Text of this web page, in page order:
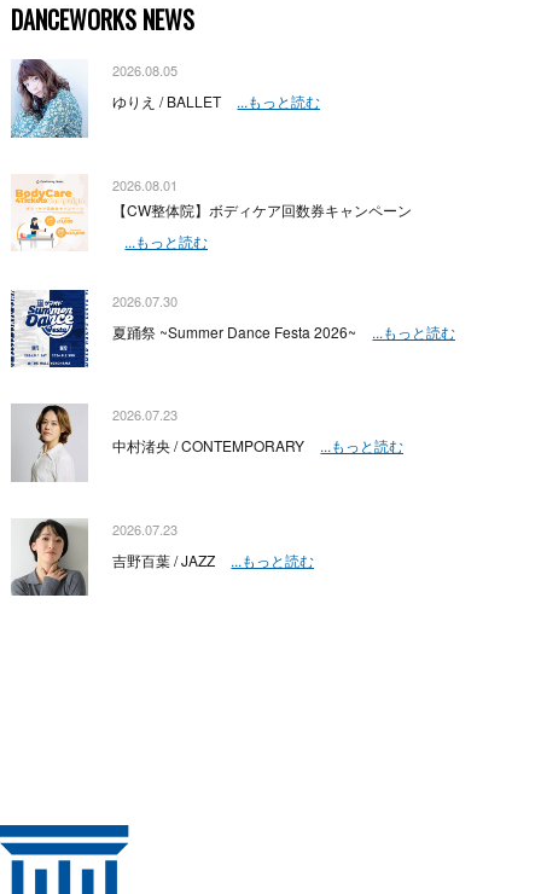
DANCEWORKS NEWS
2026.08.05
ゆりえ / BALLET ...もっと読む
2026.08.01
【CW整体院】ボディケア回数券キャンペーン
...もっと読む
2026.07.30
夏踊祭 ~Summer Dance Festa 2026~ ...もっと読む
2026.07.23
中村渚央 / CONTEMPORARY ...もっと読む
2026.07.23
吉野百葉 / JAZZ ...もっと読む